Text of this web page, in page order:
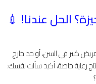
الحل عندنا! 💉
كبير في السن، أو حد خارج
رعاية خاصة، أكيد سألت نفسك: